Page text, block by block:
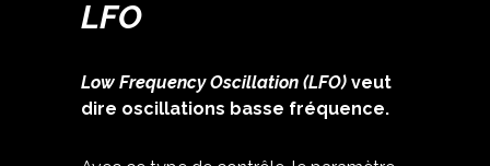
LFO
Low Frequency Oscillation (LFO) veut
dire oscillations basse fréquence.